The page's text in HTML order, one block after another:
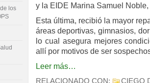
y la EIDE Marina Samuel
Esta última, recibió la mayor
áreas deportivas, gimnasios,
lo cual asegura mejores
allí por motivos de ser
Leer más…
RELACIONADO CON:
CIEGO
los